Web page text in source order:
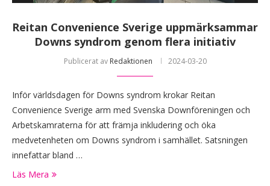
Reitan Convenience Sverige uppmärksammar
Downs syndrom genom flera initiativ
Publicerat av Redaktionen 2024-03-20
Inför världsdagen för Downs syndrom krokar Reitan
Convenience Sverige arm med Svenska Downföreningen och
Arbetskamraterna för att främja inkludering och öka
medvetenheten om Downs syndrom i samhället. Satsningen
innefattar bland …
Läs Mera